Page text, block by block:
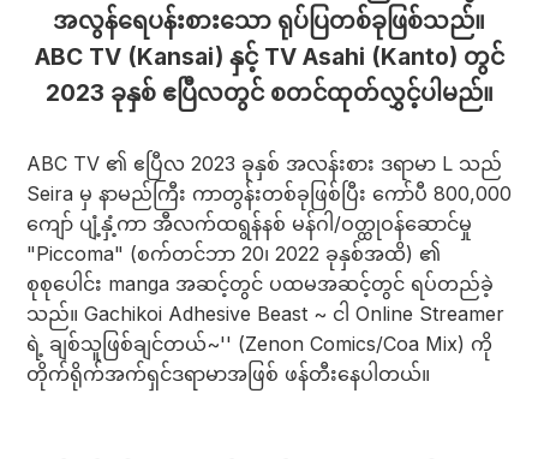
အလွန်ရေပန်းစားသော ရုပ်ပြတစ်ခုဖြစ်သည်။
ABC TV (Kansai) နှင့် TV Asahi (Kanto) တွင်
2023 ခုနှစ် ဧပြီလတွင် စတင်ထုတ်လွှင့်ပါမည်။
ABC TV ၏ ဧပြီလ 2023 ခုနှစ် အလန်းစား ဒရာမာ L သည်
Seira မှ နာမည်ကြီး ကာတွန်းတစ်ခုဖြစ်ပြီး ကော်ပီ 800,000
ကျော် ပျံ့နှံ့ကာ အီလက်ထရွန်နစ် မန်ဂါ/ဝတ္ထုဝန်ဆောင်မှု
"Piccoma" (စက်တင်ဘာ 20၊ 2022 ခုနှစ်အထိ) ၏
စုစုပေါင်း manga အဆင့်တွင် ပထမအဆင့်တွင် ရပ်တည်ခဲ့
သည်။ Gachikoi Adhesive Beast ~ ငါ Online Streamer
ရဲ့ ချစ်သူဖြစ်ချင်တယ်~'' (Zenon Comics/Coa Mix) ကို
တိုက်ရိုက်အက်ရှင်ဒရာမာအဖြစ် ဖန်တီးနေပါတယ်။